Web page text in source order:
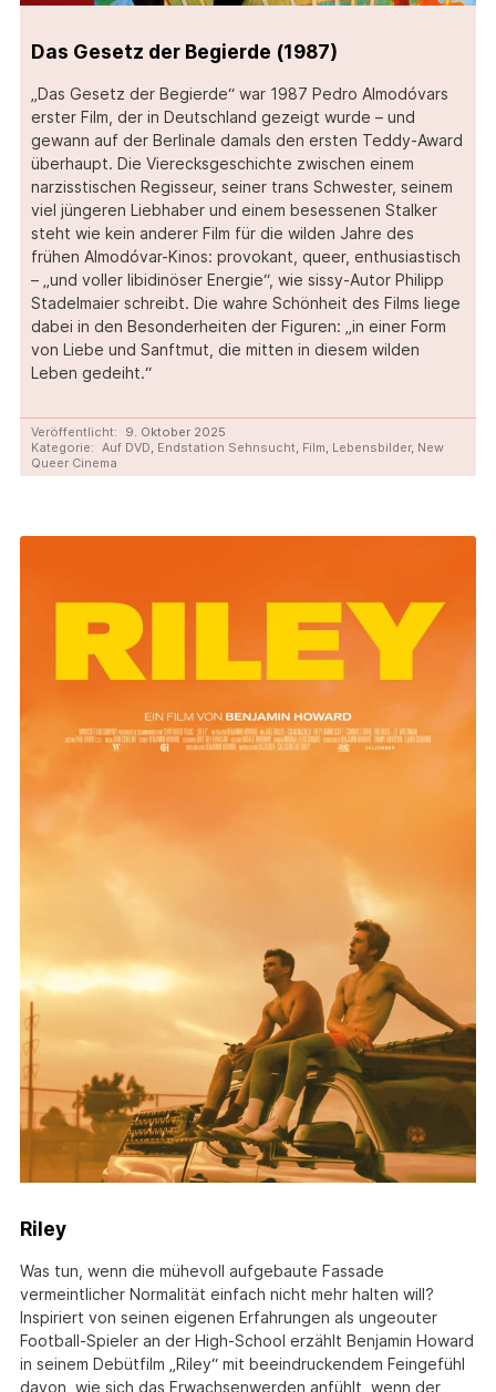
Das Gesetz der Begierde (1987)
„Das Gesetz der Begierde“ war 1987 Pedro Almodóvars
erster Film, der in Deutschland gezeigt wurde – und
gewann auf der Berlinale damals den ersten Teddy-Award
überhaupt. Die Vierecksgeschichte zwischen einem
narzisstischen Regisseur, seiner trans Schwester, seinem
viel jüngeren Liebhaber und einem besessenen Stalker
steht wie kein anderer Film für die wilden Jahre des
frühen Almodóvar-Kinos: provokant, queer, enthusiastisch
– „und voller libidinöser Energie“, wie sissy-Autor Philipp
Stadelmaier schreibt. Die wahre Schönheit des Films liege
dabei in den Besonderheiten der Figuren: „in einer Form
von Liebe und Sanftmut, die mitten in diesem wilden
Leben gedeiht.“
Veröffentlicht:
9. Oktober 2025
Kategorie: Auf DVD, Endstation Sehnsucht, Film, Lebensbilder, New
Queer Cinema
Riley
Was tun, wenn die mühevoll aufgebaute Fassade
vermeintlicher Normalität einfach nicht mehr halten will?
Inspiriert von seinen eigenen Erfahrungen als ungeouter
Football-Spieler an der High-School erzählt Benjamin Howard
in seinem Debütfilm „Riley“ mit beeindruckendem Feingefühl
davon, wie sich das Erwachsenwerden anfühlt, wenn der